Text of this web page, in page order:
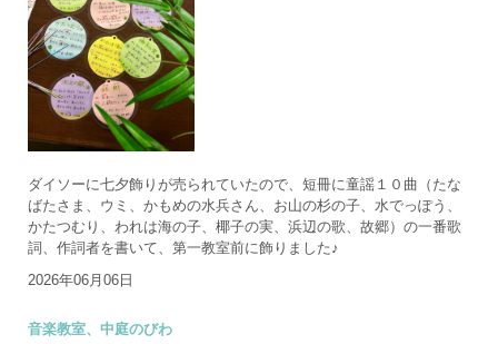
ダイソーに七夕飾りが売られていたので、短冊に童謡１０曲（たな
ばたさま、ウミ、かもめの水兵さん、お山の杉の子、水でっぽう、
かたつむり、われは海の子、椰子の実、浜辺の歌、故郷）の一番歌
詞、作詞者を書いて、第一教室前に飾りました♪
2026年06月06日
音楽教室、中庭のびわ